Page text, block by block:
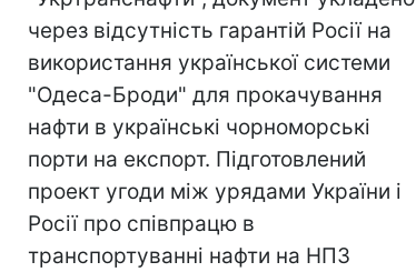
через відсутність гарантій Росії на
використання української системи
"Одеса-Броди" для прокачування
нафти в українські чорноморські
порти на експорт. Підготовлений
проект угоди між урядами України і
Росії про співпрацю в
транспортуванні нафти на НПЗ